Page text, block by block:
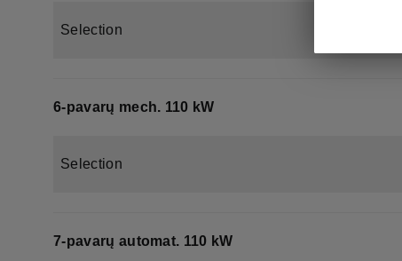
Selection
6-pavarų mech. 110 kW
Selection
7-pavarų automat. 110 kW